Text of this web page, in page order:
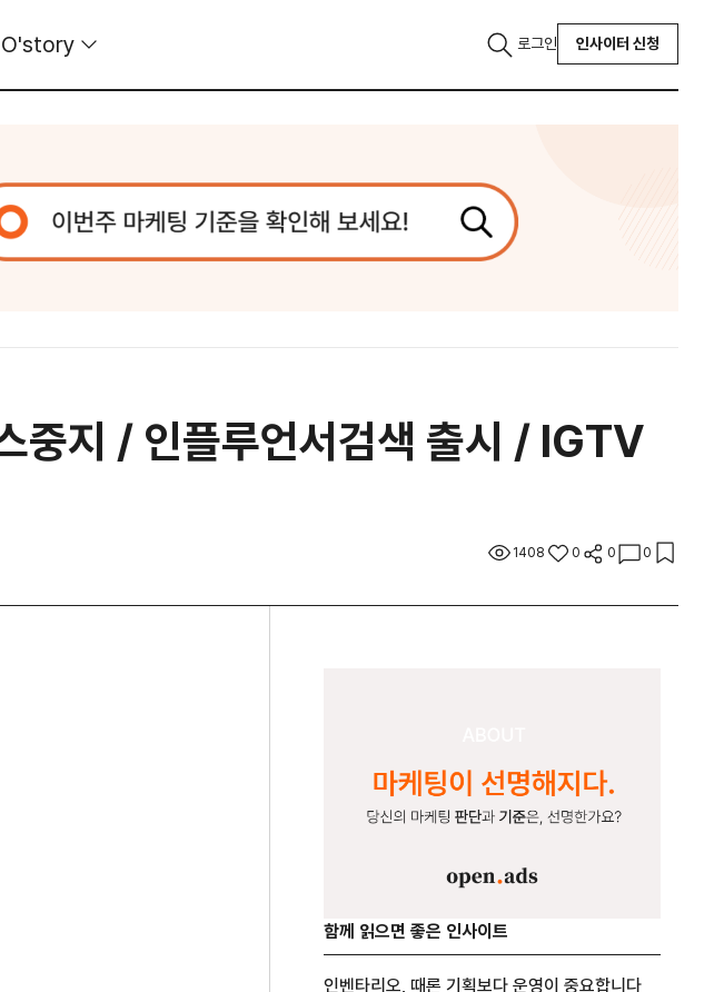
O'story 로그인 인사이터 신청
중지 / 인플루언서검색 출시 / IGTV
1408 0 0 0
함께 읽으면 좋은 인사이트
인벤타리오, 때론 기획보다 운영이 중요합니다